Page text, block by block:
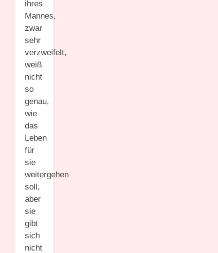
ihres
Mannes,
zwar
sehr
verzweifelt,
weiß
nicht
so
genau,
wie
das
Leben
für
sie
weitergehen
soll,
aber
sie
gibt
sich
nicht